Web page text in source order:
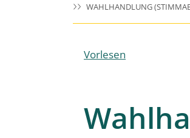
WAHLHANDLUNG
Vorlesen